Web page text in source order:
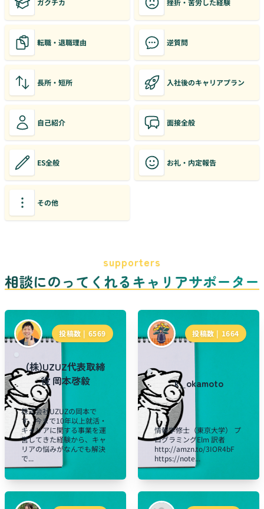
ガクチカ 挫折・苦労した経験
転職・退職理由 逆質問
長所・短所 入社後のキャリアプラン
自己紹介 面接全般
ES全般 お礼・内定報告
その他
supporters
相談にのってくれるキャリアサポーター
投稿数 | 6569
(株)UZUZ代表取締
役 岡本啓毅
株式会社UZUZの岡本で
す。今まで10年以上就活・
キャリアに関する事業を運
営してきた経験から、キャ
リアの悩みがなんでも解決
で...
投稿数 | 1664
k_okamoto
情報学修士（東京大学） プ
ログラミングElm 訳者
http://amzn.to/3IOR4bF
https://note...